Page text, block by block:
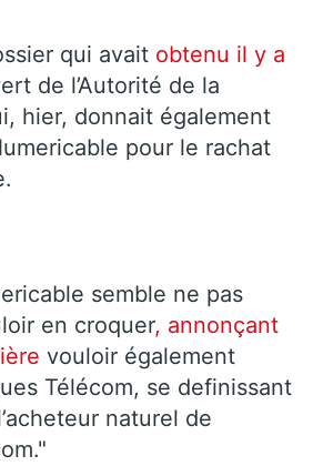
qui avait obtenu il y a
de l’Autorité de la
hier, donnait également
pour le rachat
semble ne pas
en croquer, annonçant
vouloir également
Télécom, se definissant
naturel de